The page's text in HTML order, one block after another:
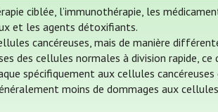
ciblée, l’immunothérapie, les
et les agents détoxifiants.
cancéreuses, mais de manière
des cellules normales à division rapide,
spécifiquement aux cellules
moins de dommages aux